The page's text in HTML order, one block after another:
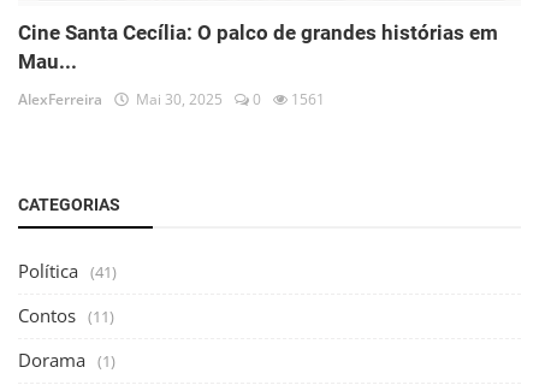
Cine Santa Cecília: O palco de grandes histórias em
Mau...
AlexFerreira Mai 30, 2025 0 1561
CATEGORIAS
Política (41)
Contos (11)
Dorama (1)